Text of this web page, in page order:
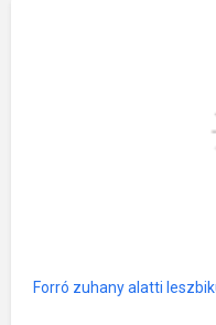
Forró zuhany alatti